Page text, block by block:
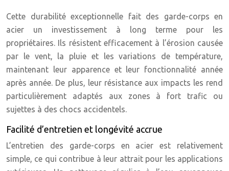
Cette durabilité exceptionnelle fait des garde-corps en
acier un investissement à long terme pour les
propriétaires. Ils résistent efficacement à l’érosion causée
par le vent, la pluie et les variations de température,
maintenant leur apparence et leur fonctionnalité année
après année. De plus, leur résistance aux impacts les rend
particulièrement adaptés aux zones à fort trafic ou
sujettes à des chocs accidentels.
Facilité d’entretien et longévité accrue
L’entretien des garde-corps en acier est relativement
simple, ce qui contribue à leur attrait pour les applications